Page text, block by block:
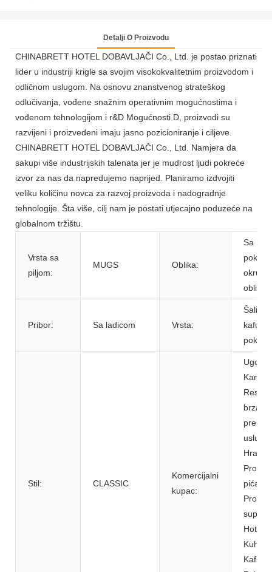
Detalji O Proizvodu
CHINABRETT HOTEL DOBAVLJAČI Co., Ltd. je postao priznati
lider u industriji krigle sa svojim visokokvalitetnim proizvodom i
odličnom uslugom. Na osnovu znanstvenog strateškog
odlučivanja, vođene snažnim operativnim mogućnostima i
vođenom tehnologijom i r&D Mogućnosti D, proizvodi su
razvijeni i proizvedeni imaju jasno pozicioniranje i ciljeve.
CHINABRETT HOTEL DOBAVLJAČI Co., Ltd. Namjera da
sakupi više industrijskih talenata jer je mudrost ljudi pokreće
izvor za nas da napredujemo naprijed. Planiramo izdvojiti
veliku količinu novca za razvoj proizvoda i nadogradnje
tehnologije. Šta više, cilj nam je postati utjecajno poduzeće na
globalnom tržištu.
Vrsta sa
piljom:
MUGS Oblika:
Sa
Pribor: Sa ladicom Vrsta:
Šalice
kafu,
poklon
Stil: CLASSIC
Komercijalni
kupac:
brza
usluge,
Hrana
pića,
Hoteli,
Kafići i